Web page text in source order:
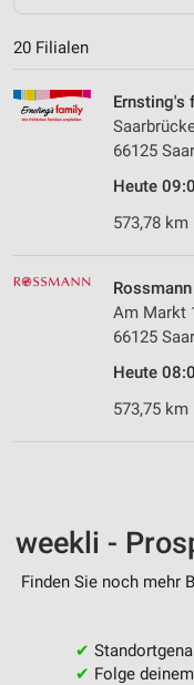
20 Filialen
Ernsting's
66125
Heute
573,78 km
Am Markt
66125
Heute
573,75
weekli -
Finden Sie noch mehr
✔
✔ Folge